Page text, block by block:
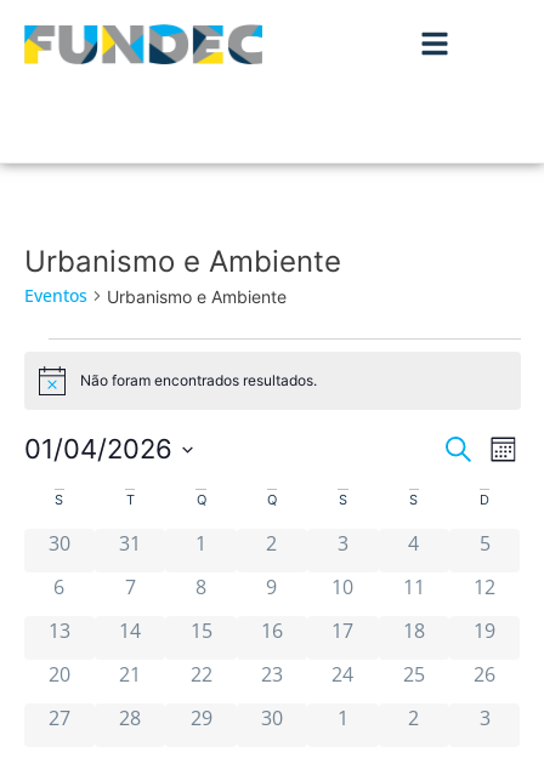
Urbanismo e Ambiente
Eventos Urbanismo e Ambiente
Aviso Não foram encontrados resultados.
de
de
Pesquisar
Mês
01/04/2026
Calendário
de
Eventos
S T Q Q S S D
0 eventos
30 0 eventos
31 0 eventos
1 0 eventos
2 0 eventos
3 0 eventos
4 0
5
0 eventos
6 0 eventos
7 0 eventos
8 0 eventos
9 0 eventos
10 0 eventos
11 0
12
0 eventos
13 0 eventos
14 0 eventos
15 0 eventos
16 0 eventos
17 0 eventos
18 0
19
0 eventos
20 0 eventos
21 0 eventos
22 0 eventos
23 0 eventos
24 0 eventos
25 0
26
0 eventos
27 0 eventos
28 0 eventos
29 0 eventos
30 0 eventos
1 0 eventos
2 0
3